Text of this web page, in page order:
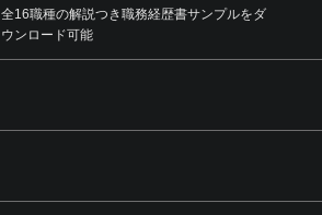
全16職種の解説つき職務経歴書サンプルをダ
ウンロード可能